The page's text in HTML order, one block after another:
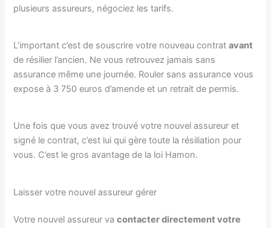
plusieurs assureurs, négociez les tarifs.
L’important c’est de souscrire votre nouveau contratavant
de résilier l’ancien. Ne vous retrouvez jamais sans
assurance même une journée. Rouler sans assurance vous
expose à 3 750 euros d’amende et un retrait de permis.
Une fois que vous avez trouvé votre nouvel assureur et
signé le contrat, c’est lui qui gère toute la résiliation pour
vous. C’est le gros avantage de la loi Hamon.
Laisser votre nouvel assureur gérer
Votre nouvel assureur vacontacter directement votre